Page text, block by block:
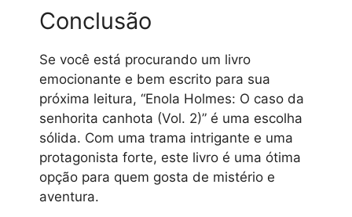
Conclusão
Se você está procurando um livro
emocionante e bem escrito para sua
próxima leitura, “Enola Holmes: O caso da
senhorita canhota (Vol. 2)” é uma escolha
sólida. Com uma trama intrigante e uma
protagonista forte, este livro é uma ótima
opção para quem gosta de mistério e
aventura.